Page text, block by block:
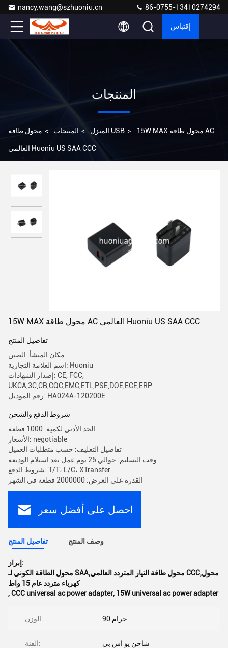
nancy.wang@szhuoniu.cn 86-0755-13410274294
إقتباس
المنتجات
المنزل > المنتجات > محول طاقة USB > 15W MAX محول طاقة AC
العالمي Huoniu US SAA CCC
15W MAX محول طاقة AC العالمي Huoniu US SAA CCC
تفاصيل المنتج
مكان المنشأ: الصين
اسم العلامة التجارية: Huoniu
إصدار الشهادات: CE, FCC,
UKCA,3C,CB,CQC,EMC,ETL,PSE,DOE,ECE,ERP
رقم الموديل: HA024A-120200E
شروط الدفع والشحن
الحد الأدنى لكمية: 1000 قطعة
الأسعار: negotiable
تفاصيل التغليف: حسب متطلبات العميل
وقت التسليم: حوالي 25 يوم عمل بعد استلام الوديعة
شروط الدفع: T/T، L/C، XTransfer
القدرة على العرض: 2000000 قطعة في الشهر
احصل على أفضل سعر
تفاصيل المنتج وصف المنتج
إبراز:
محول الطاقة الكوني لـ SAA,محول طاقة التيار المتردد العالمي CCC,محول
كهرباء متردد عام 15 واط
,CCC universal ac power adapter, 15W universal ac power adapter
الوزن: 90 جرام
الفئة: شاحن يو اس بي